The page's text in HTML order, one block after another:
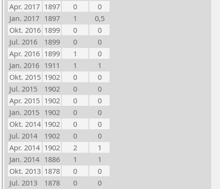
Apr. 2017 1897 0
0
Jan. 2017 1897 1
0,5
Okt. 2016 1899 0
0
Jul. 2016
1899 0
0
Apr. 2016 1899 1
0
Jan. 2016 1911 1
1
Okt. 2015 1902 0
0
Jul. 2015
1902 0
0
Apr. 2015 1902 0
0
Jan. 2015 1902 0
0
Okt. 2014 1902 0
0
Jul. 2014
1902 0
0
Apr. 2014 1902 2
1
Jan. 2014 1886 1
1
Okt. 2013 1878 0
0
Jul. 2013
1878 0
0